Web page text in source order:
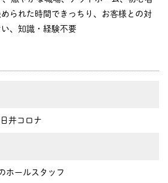
られた時間できっちり、お客様との対
、知識・経験不要
井コロナ
ホールスタッフ